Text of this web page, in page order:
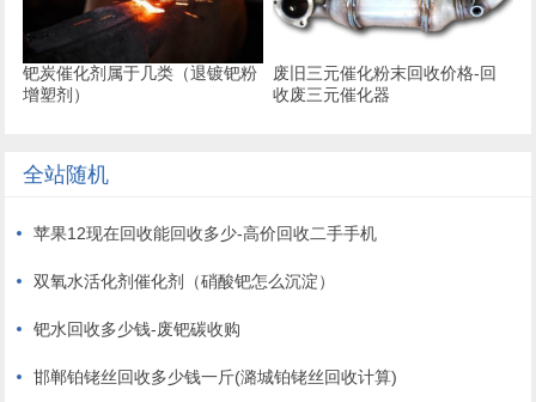
钯炭催化剂属于几类（退镀钯粉
增塑剂）
废旧三元催化粉末回收价格-回
收废三元催化器
全站随机
苹果12现在回收能回收多少-高价回收二手手机
双氧水活化剂催化剂（硝酸钯怎么沉淀）
钯水回收多少钱-废钯碳收购
邯郸铂铑丝回收多少钱一斤(潞城铂铑丝回收计算)